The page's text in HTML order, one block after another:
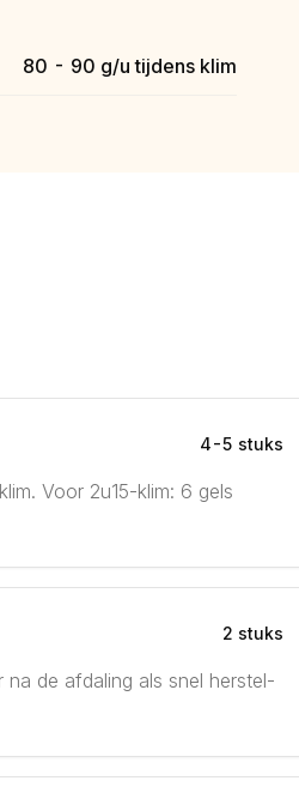
80 - 90 g/u tijdens klim
4-5 stuks
Voor 2u15-klim: 6 gels
2 stuks
de afdaling als snel herstel-